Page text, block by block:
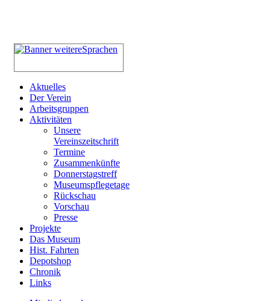
Aktuelles
Der Verein
Arbeitsgruppen
Aktivitäten
Unsere
Vereinszeitschrift
Termine
Zusammenkünfte
Donnerstagstreff
Museumspflegetage
Rückschau
Vorschau
Presse
Projekte
Das Museum
Hist. Fahrten
Depotshop
Chronik
Links